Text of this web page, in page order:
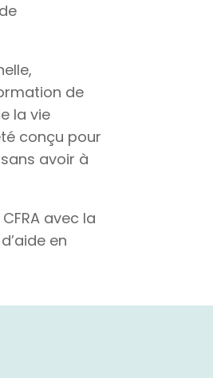
de
la vie
conçu pour
avoir à
avec la
en